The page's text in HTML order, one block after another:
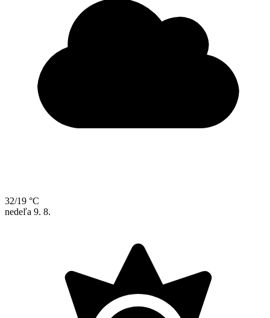
32/19 °C
nedeľa 9. 8.